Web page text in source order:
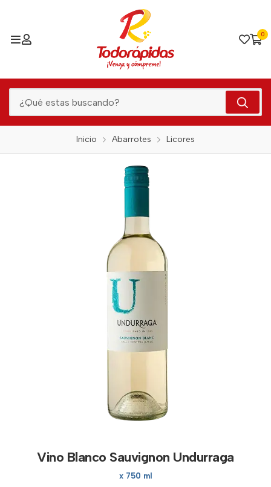
0
Inicio Abarrotes Licores
Vino Blanco Sauvignon Undurraga
x 750 ml